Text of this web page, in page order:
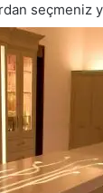
seçmeniz